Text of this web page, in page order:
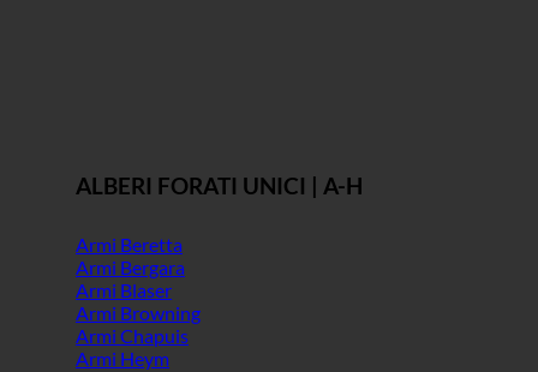
ALBERI FORATI UNICI | A-H
Armi Beretta
Armi Bergara
Armi Blaser
Armi Browning
Armi Chapuis
Armi Heym